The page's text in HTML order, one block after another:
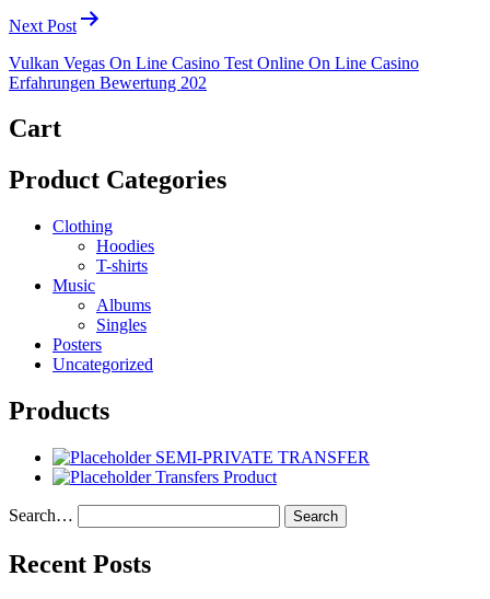
Next Post
Vulkan Vegas On Line Casino Test Online On Line Casino
Erfahrungen Bewertung 202
Cart
Product Categories
Clothing
Hoodies
T-shirts
Music
Albums
Singles
Posters
Uncategorized
Products
SEMI-PRIVATE TRANSFER
Transfers Product
Search…
Recent Posts